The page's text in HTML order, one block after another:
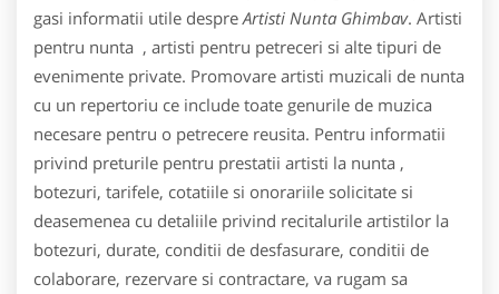
gasi informatii utile despre Artisti Nunta Ghimbav. Artisti
pentru nunta , artisti pentru petreceri si alte tipuri de
evenimente private. Promovare artisti muzicali de nunta
cu un repertoriu ce include toate genurile de muzica
necesare pentru o petrecere reusita. Pentru informatii
privind preturile pentru prestatii artisti la nunta ,
botezuri, tarifele, cotatiile si onorariile solicitate si
deasemenea cu detaliile privind recitalurile artistilor la
botezuri, durate, conditii de desfasurare, conditii de
colaborare, rezervare si contractare, va rugam sa